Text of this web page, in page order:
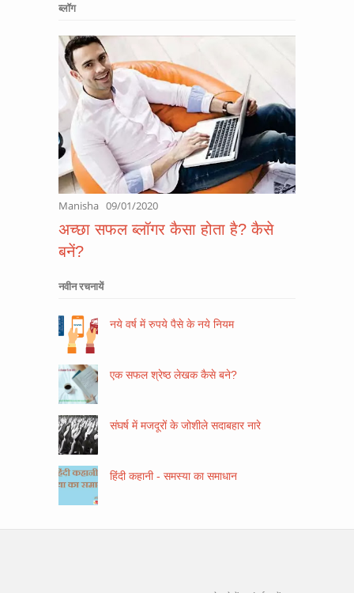
ब्लॉग
Manisha 09/01/2020
अच्छा सफल ब्लॉगर कैसा होता है? कैसे
बनें?
नवीन रचनायें
नये वर्ष में रुपये पैसे के नये नियम
एक सफल श्रेष्ठ लेखक कैसे बने?
संघर्ष में मजदूरों के जोशीले सदाबहार नारे
हिंदी कहानी - समस्या का समाधान